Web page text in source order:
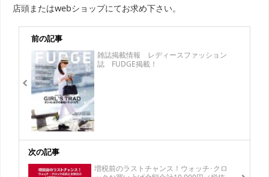
店頭またはwebショップにてお求め下さい。
前の記事
雑誌掲載情報 レディースファッション
誌 FUDGE掲載！
次の記事
増税前のラストチャンス！ウォッチ･クロ